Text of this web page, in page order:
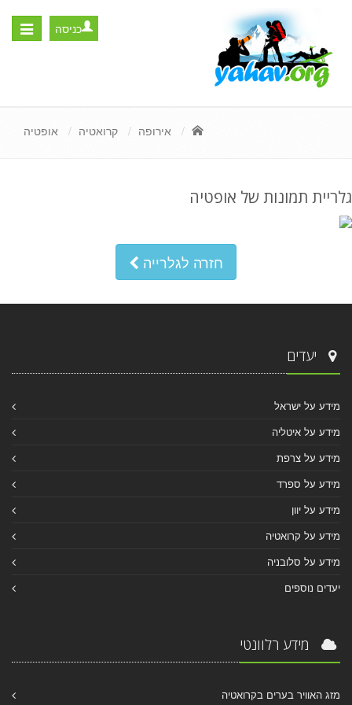
Toggle
כניסה
אירופה קרואטיה אופטיה
גלריית תמונות של אופטיה
חזרה לגלרייה
יעדים
מידע על ישראל
מידע על איטליה
מידע על צרפת
מידע על ספרד
מידע על יוון
מידע על קרואטיה
מידע על סלובניה
יעדים נוספים
מידע רלוונטי
מזג האוויר בערים בקרואטיה